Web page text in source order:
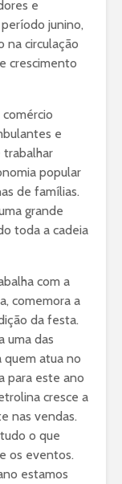
e
junino,
na circulação
crescimento
e
trabalhar
popular
de famílias.
grande
toda a cadeia
com a
comemora a
da festa.
uma das
quem atua no
para este ano
cresce a
nas vendas.
o que
os eventos.
estamos